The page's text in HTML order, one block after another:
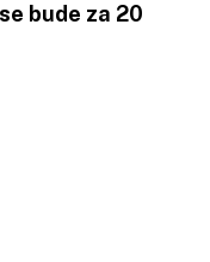
bude za 20